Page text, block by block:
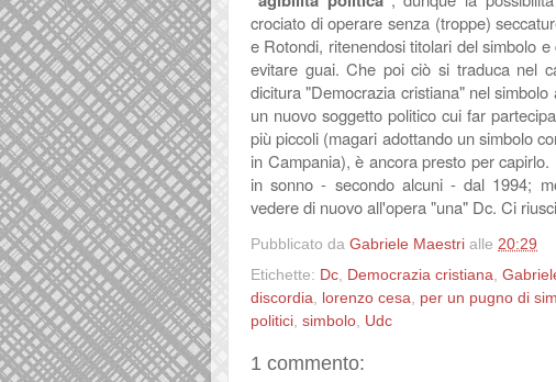
crociato di operare senza (troppe)
e Rotondi, ritenendosi titolari del simbolo
evitare guai. Che poi ciò si traduca nel
dicitura "Democrazia cristiana" nel
un nuovo soggetto politico cui far
più piccoli (magari adottando un simbolo
in Campania), è ancora presto per
in sonno - secondo alcuni - dal 1994;
vedere di nuovo all'opera "una" Dc. Ci
Pubblicato da Gabriele Maestri alle 20:29
Etichette: Dc Democrazia cristiana
discordia
lorenzo cesa per un pugno di
politici simbolo Udc
1 commento: